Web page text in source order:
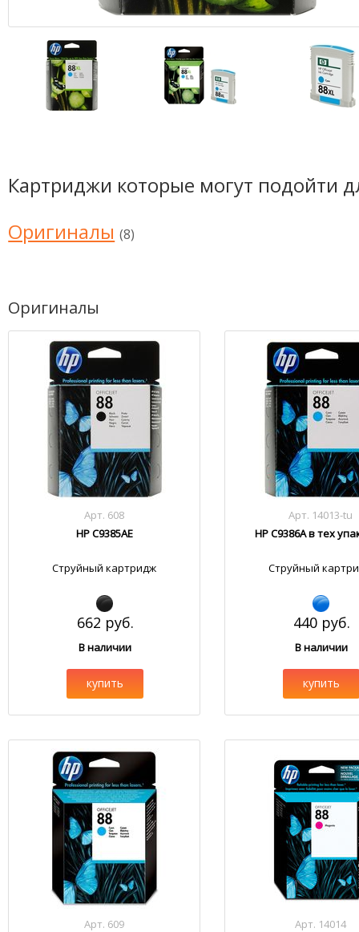
Картриджи которые могут подойти
Оригиналы (8)
Оригиналы
Арт. 608
HP C9385AE
Струйный картридж
662 руб.
В наличии
купить
Арт. 14013-tu
HP C9386A в тех
Струйный
440 руб.
В наличии
купить
Арт. 609
Арт. 14014